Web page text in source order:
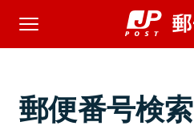
郵便番号検索